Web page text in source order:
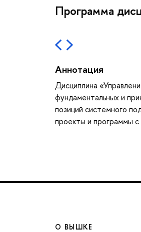
Программа
Аннотация
Дисциплина
фундаментальных и
позиций системного
проекты и программы с
О ВЫШКЕ